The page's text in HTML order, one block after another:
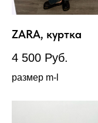
ZARA, куртка
4 500 Руб.
размер m-l